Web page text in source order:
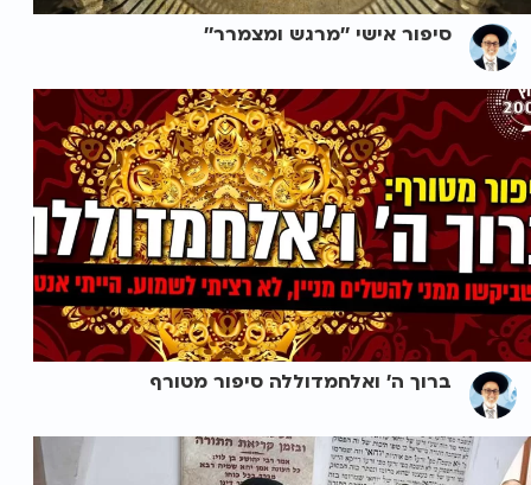
סיפור אישי ''מרגש ומצמרר''
ברוך ה' ואלחמדוללה סיפור מטורף